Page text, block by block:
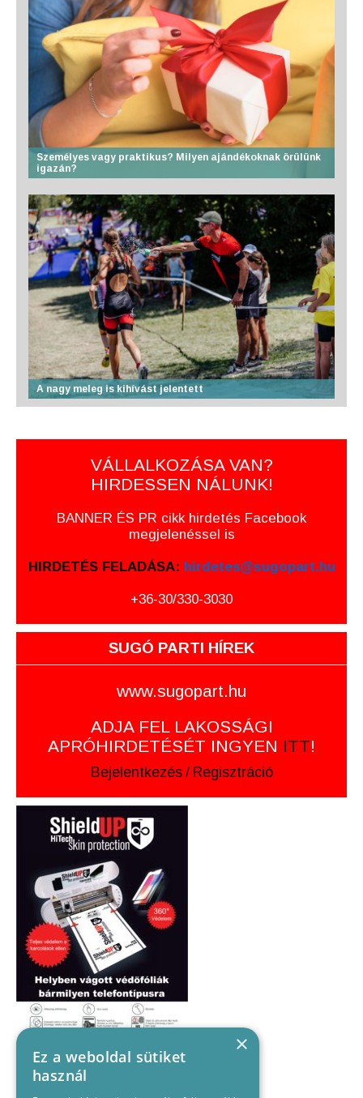
Személyes vagy praktikus? Milyen ajándékoknak örülünk
igazán?
A nagy meleg is kihívást jelentett
VÁLLALKOZÁSA VAN?
HIRDESSEN NÁLUNK!
BANNER ÉS PR cikk hirdetés Facebook
megjelenéssel is
HIRDETÉS FELADÁSA: hirdetes@sugopart.hu
+36-30/330-3030
SUGÓ PARTI HÍREK
www.sugopart.hu
ADJA FEL LAKOSSÁGI
APRÓHIRDETÉSÉT INGYEN ITT!
Bejelentkezés / Regisztráció
×
Ez a weboldal sütiket
használ